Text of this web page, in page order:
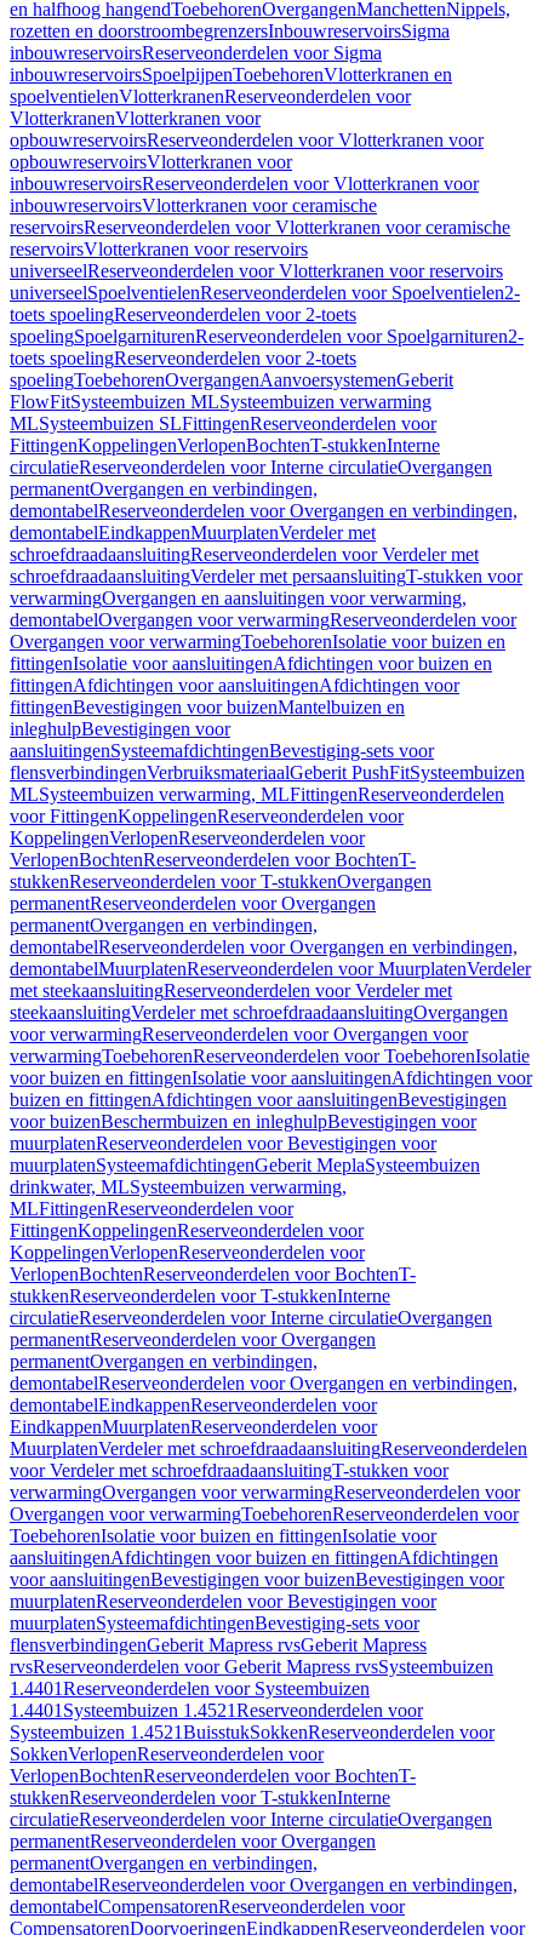
en halfhoog hangendToebehorenOvergangenManchettenNippels,
rozetten en doorstroombegrenzersInbouwreservoirsSigma
inbouwreservoirsReserveonderdelen voor Sigma
inbouwreservoirsSpoelpijpenToebehorenVlotterkranen en
spoelventielenVlotterkranenReserveonderdelen voor
VlotterkranenVlotterkranen voor
opbouwreservoirsReserveonderdelen voor Vlotterkranen voor
opbouwreservoirsVlotterkranen voor
inbouwreservoirsReserveonderdelen voor Vlotterkranen voor
inbouwreservoirsVlotterkranen voor ceramische
reservoirsReserveonderdelen voor Vlotterkranen voor ceramische
reservoirsVlotterkranen voor reservoirs
universeelReserveonderdelen voor Vlotterkranen voor reservoirs
universeelSpoelventielenReserveonderdelen voor Spoelventielen2-
toets spoelingReserveonderdelen voor 2-toets
spoelingSpoelgarniturenReserveonderdelen voor Spoelgarnituren2-
toets spoelingReserveonderdelen voor 2-toets
spoelingToebehorenOvergangenAanvoersystemenGeberit
FlowFitSysteembuizen MLSysteembuizen verwarming
MLSysteembuizen SLFittingenReserveonderdelen voor
FittingenKoppelingenVerlopenBochtenT-stukkenInterne
circulatieReserveonderdelen voor Interne circulatieOvergangen
permanentOvergangen en verbindingen,
demontabelReserveonderdelen voor Overgangen en verbindingen,
demontabelEindkappenMuurplatenVerdeler met
schroefdraadaansluitingReserveonderdelen voor Verdeler met
schroefdraadaansluitingVerdeler met persaansluitingT-stukken voor
verwarmingOvergangen en aansluitingen voor verwarming,
demontabelOvergangen voor verwarmingReserveonderdelen voor
Overgangen voor verwarmingToebehorenIsolatie voor buizen en
fittingenIsolatie voor aansluitingenAfdichtingen voor buizen en
fittingenAfdichtingen voor aansluitingenAfdichtingen voor
fittingenBevestigingen voor buizenMantelbuizen en
inleghulpBevestigingen voor
aansluitingenSysteemafdichtingenBevestiging-sets voor
flensverbindingenVerbruiksmateriaalGeberit PushFitSysteembuizen
MLSysteembuizen verwarming, MLFittingenReserveonderdelen
voor FittingenKoppelingenReserveonderdelen voor
KoppelingenVerlopenReserveonderdelen voor
VerlopenBochtenReserveonderdelen voor BochtenT-
stukkenReserveonderdelen voor T-stukkenOvergangen
permanentReserveonderdelen voor Overgangen
permanentOvergangen en verbindingen,
demontabelReserveonderdelen voor Overgangen en verbindingen,
demontabelMuurplatenReserveonderdelen voor MuurplatenVerdeler
met steekaansluitingReserveonderdelen voor Verdeler met
steekaansluitingVerdeler met schroefdraadaansluitingOvergangen
voor verwarmingReserveonderdelen voor Overgangen voor
verwarmingToebehorenReserveonderdelen voor ToebehorenIsolatie
voor buizen en fittingenIsolatie voor aansluitingenAfdichtingen voor
buizen en fittingenAfdichtingen voor aansluitingenBevestigingen
voor buizenBeschermbuizen en inleghulpBevestigingen voor
muurplatenReserveonderdelen voor Bevestigingen voor
muurplatenSysteemafdichtingenGeberit MeplaSysteembuizen
drinkwater, MLSysteembuizen verwarming,
MLFittingenReserveonderdelen voor
FittingenKoppelingenReserveonderdelen voor
KoppelingenVerlopenReserveonderdelen voor
VerlopenBochtenReserveonderdelen voor BochtenT-
stukkenReserveonderdelen voor T-stukkenInterne
circulatieReserveonderdelen voor Interne circulatieOvergangen
permanentReserveonderdelen voor Overgangen
permanentOvergangen en verbindingen,
demontabelReserveonderdelen voor Overgangen en verbindingen,
demontabelEindkappenReserveonderdelen voor
EindkappenMuurplatenReserveonderdelen voor
MuurplatenVerdeler met schroefdraadaansluitingReserveonderdelen
voor Verdeler met schroefdraadaansluitingT-stukken voor
verwarmingOvergangen voor verwarmingReserveonderdelen voor
Overgangen voor verwarmingToebehorenReserveonderdelen voor
ToebehorenIsolatie voor buizen en fittingenIsolatie voor
aansluitingenAfdichtingen voor buizen en fittingenAfdichtingen
voor aansluitingenBevestigingen voor buizenBevestigingen voor
muurplatenReserveonderdelen voor Bevestigingen voor
muurplatenSysteemafdichtingenBevestiging-sets voor
flensverbindingenGeberit Mapress rvsGeberit Mapress
rvsReserveonderdelen voor Geberit Mapress rvsSysteembuizen
1.4401Reserveonderdelen voor Systeembuizen
1.4401 Systeembuizen 1.4521Reserveonderdelen voor
Systeembuizen 1.4521BuisstukSokkenReserveonderdelen voor
SokkenVerlopenReserveonderdelen voor
VerlopenBochtenReserveonderdelen voor BochtenT-
stukkenReserveonderdelen voor T-stukkenInterne
circulatieReserveonderdelen voor Interne circulatieOvergangen
permanentReserveonderdelen voor Overgangen
permanentOvergangen en verbindingen,
demontabelReserveonderdelen voor Overgangen en verbindingen,
demontabelCompensatorenReserveonderdelen voor
CompensatorenDoorvoeringenEindkappenReserveonderdelen voor